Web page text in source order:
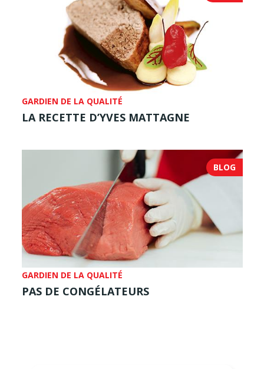
GARDIEN DE LA QUALITÉ
LA RECETTE D’YVES MATTAGNE
BLOG
GARDIEN DE LA QUALITÉ
PAS DE CONGÉLATEURS